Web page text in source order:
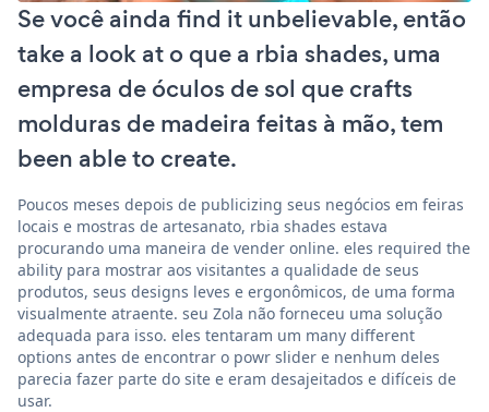
Se você ainda find it unbelievable, então
take a look at o que a rbia shades, uma
empresa de óculos de sol que crafts
molduras de madeira feitas à mão, tem
been able to create.
Poucos meses depois de publicizing seus negócios em feiras
locais e mostras de artesanato, rbia shades estava
procurando uma maneira de vender online. eles required the
ability para mostrar aos visitantes a qualidade de seus
produtos, seus designs leves e ergonômicos, de uma forma
visualmente atraente. seu Zola não forneceu uma solução
adequada para isso. eles tentaram um many different
options antes de encontrar o powr slider e nenhum deles
parecia fazer parte do site e eram desajeitados e difíceis de
usar.